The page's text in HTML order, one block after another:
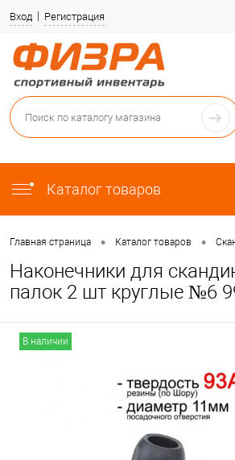
Вход Регистрация
Каталог товаров
Главная страница • Каталог товаров •
Наконечники для
палок 2 шт круглые №6
В наличии